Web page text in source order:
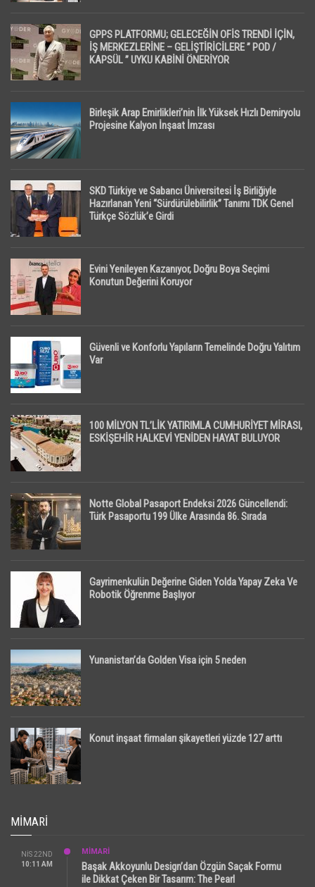
GPPS PLATFORMU; GELECEĞİN OFİS TRENDİ İÇİN,
İŞ MERKEZLERİNE – GELİŞTİRİCİLERE ” POD /
KAPSÜL ” UYKU KABİNİ ÖNERİYOR
Birleşik Arap Emirlikleri’nin İlk Yüksek Hızlı Demiryolu
Projesine Kalyon İnşaat İmzası
SKD Türkiye ve Sabancı Üniversitesi İş Birliğiyle
Hazırlanan Yeni “Sürdürülebilirlik” Tanımı TDK Genel
Türkçe Sözlük’e Girdi
Evini Yenileyen Kazanıyor, Doğru Boya Seçimi
Konutun Değerini Koruyor
Güvenli ve Konforlu Yapıların Temelinde Doğru Yalıtım
Var
100 MİLYON TL’LİK YATIRIMLA CUMHURİYET MİRASI,
ESKİŞEHİR HALKEVİ YENİDEN HAYAT BULUYOR
Notte Global Pasaport Endeksi 2026 Güncellendi:
Türk Pasaportu 199 Ülke Arasında 86. Sırada
Gayrimenkulün Değerine Giden Yolda Yapay Zeka Ve
Robotik Öğrenme Başlıyor
Yunanistan’da Golden Visa için 5 neden
Konut inşaat firmaları şikayetleri yüzde 127 arttı
MIMARI
NIS 22ND
10:11 AM
MİMARİ
Başak Akkoyunlu Design’dan Özgün Saçak Formu
ile Dikkat Çeken Bir Tasarım: The Pearl